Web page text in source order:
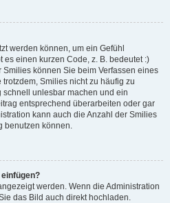
werden können, um ein Gefühl
einen kurzen Code, z. B. bedeutet :)
können Sie beim Verfassen eines
Smilies nicht zu häufig zu
unlesbar machen und ein
entsprechend überarbeiten oder gar
kann auch die Anzahl der Smilies
benutzen können.
werden. Wenn die Administration
das Bild auch direkt hochladen.